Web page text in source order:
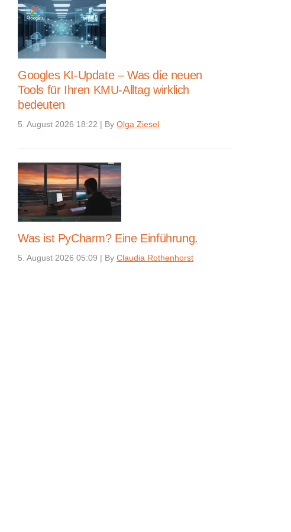
Googles KI-Update – Was die neuen
Tools für Ihren KMU-Alltag wirklich
bedeuten
5. August 2026 18:22 | By Olga Ziesel
Was ist PyCharm? Eine Einführung.
5. August 2026 05:09 | By Claudia Rothenhorst